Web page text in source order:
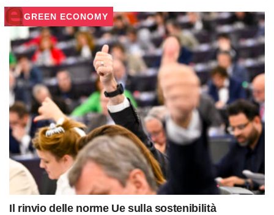
GREEN ECONOMY
Il rinvio delle norme Ue sulla sostenibilità